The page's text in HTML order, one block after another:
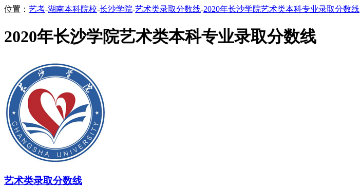
位置： 艺考-湖南本科院校-长沙学院-艺术类录取分数线-2020年长沙学院艺术类本科专业录取分数线
2020年长沙学院艺术类本科专业录取分数线
艺术类录取分数线